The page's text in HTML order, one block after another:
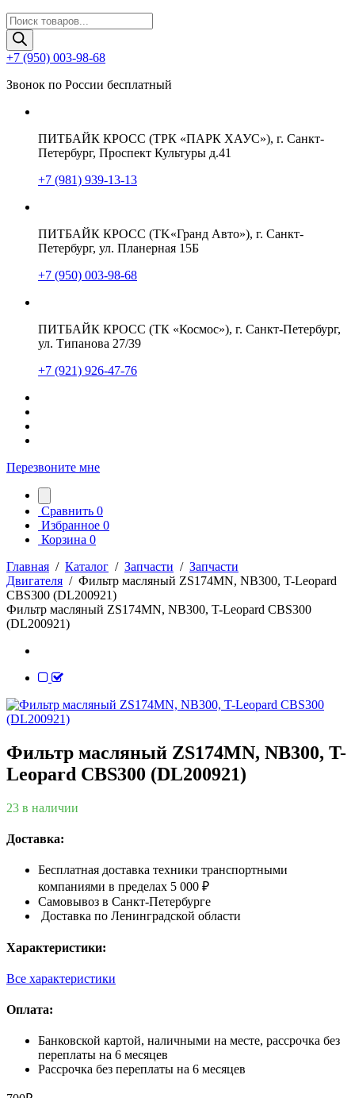
Поиск
товаров
+7 (950) 003-98-68
Звонок по России бесплатный
ПИТБАЙК КРОСС (ТРК «ПАРК ХАУС»), г. Санкт-
Петербург, Проспект Культуры д.41
+7 (981) 939-13-13
ПИТБАЙК КРОСС (TK«Гранд Авто»), г. Санкт-
Петербург, ул. Планерная 15Б
+7 (950) 003-98-68
ПИТБАЙК КРОСС (ТК «Космос»), г. Санкт-Петербург,
ул. Типанова 27/39
+7 (921) 926-47-76
Перезвоните мне
Сравнить 0
Избранное 0
Корзина 0
Главная / Каталог / Запчасти / Запчасти
Двигателя / Фильтр масляный ZS174MN, NB300, T-Leopard
CBS300 (DL200921)
Фильтр масляный ZS174MN, NB300, T-Leopard CBS300
(DL200921)
Фильтр масляный ZS174MN, NB300, T-
Leopard CBS300 (DL200921)
23 в наличии
Доставка:
Бесплатная доставка техники транспортными
компаниями в пределах 5 000 ₽
Самовывоз в Санкт-Петербурге
Доставка по Ленинградской области
Характеристики:
Все характеристики
Оплата:
Банковской картой, наличными на месте, рассрочка без
переплаты на 6 месяцев
Рассрочка без переплаты на 6 месяцев